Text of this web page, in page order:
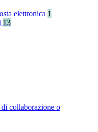
elettronica 1
13
collaborazione o